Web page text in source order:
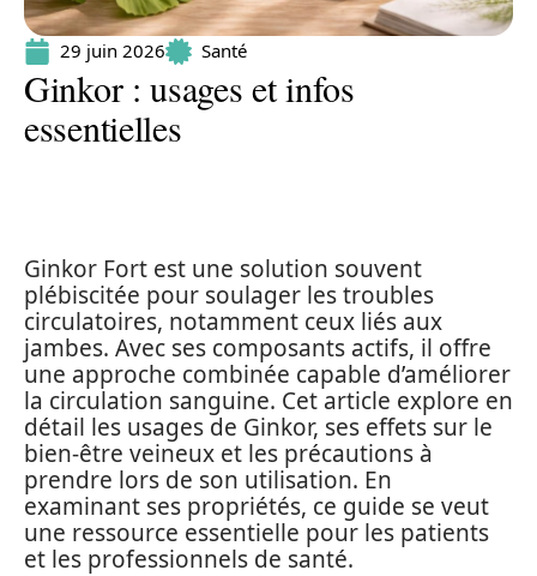
29 juin 2026 Santé
Ginkor : usages et infos
essentielles
Ginkor Fort est une solution souvent
plébiscitée pour soulager les troubles
circulatoires, notamment ceux liés aux
jambes. Avec ses composants actifs, il offre
une approche combinée capable d’améliorer
la circulation sanguine. Cet article explore en
détail les usages de Ginkor, ses effets sur le
bien-être veineux et les précautions à
prendre lors de son utilisation. En
examinant ses propriétés, ce guide se veut
une ressource essentielle pour les patients
et les professionnels de santé.